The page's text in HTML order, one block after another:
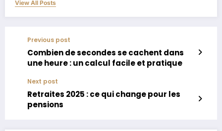
View All Posts
Previous post
Combien de secondes se cachent dans
une heure : un calcul facile et pratique
Next post
Retraites 2025 : ce qui change pour les
pensions